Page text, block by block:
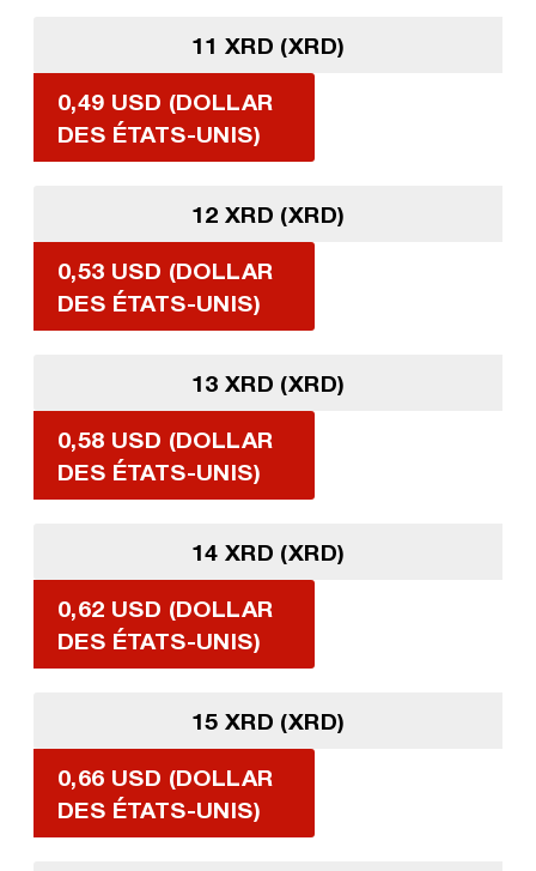
11 XRD (XRD)
0,49 USD (DOLLAR
DES ÉTATS-UNIS)
12 XRD (XRD)
0,53 USD (DOLLAR
DES ÉTATS-UNIS)
13 XRD (XRD)
0,58 USD (DOLLAR
DES ÉTATS-UNIS)
14 XRD (XRD)
0,62 USD (DOLLAR
DES ÉTATS-UNIS)
15 XRD (XRD)
0,66 USD (DOLLAR
DES ÉTATS-UNIS)